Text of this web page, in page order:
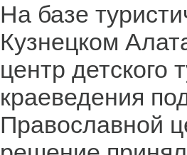
На базе
Кузнецком
центр детского
краеведения
Православной